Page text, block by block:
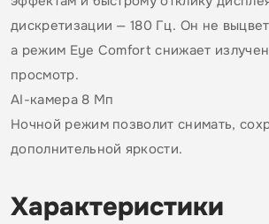
дискретизации — 180 Гц. Он не
а режим Eye Comfort снижает
просмотр.
AI-камера 8 Мп
Ночной режим позволит снимать,
дополнительной яркости.
Характеристики